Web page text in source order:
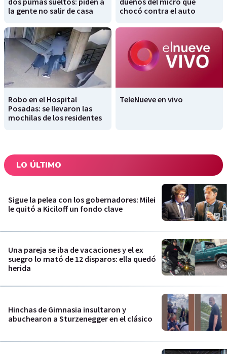
la gente no salir de casa
chocó contra el auto
Robo en el Hospital
Posadas: se llevaron las
mochilas de los residentes
TeleNueve en vivo
LO ÚLTIMO
Sigue la pelea con los gobernadores: Milei
le quitó a Kiciloff un fondo clave
Una pareja se iba de vacaciones y el ex
suegro lo mató de 12 disparos: ella quedó
herida
Hinchas de Gimnasia insultaron y
abuchearon a Sturzenegger en el clásico